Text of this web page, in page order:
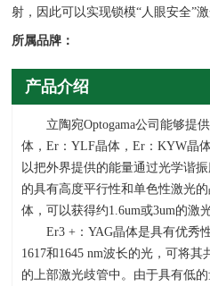
射，因此可以实现锁模“人眼安全”激
所属品牌：
产品介绍
立陶宛Optogama公司能够提供
体，Er ：YLF晶体，Er ：KYW晶
以把外界提供的能量通过光学谐
的具有高度平行性和单色性激光
体，可以获得约1.6um或3um的激
Er3 +：YAG晶体是具有优秀
1617和 1645 nm波长的光，可将其
的上部激光歧管中。由于具有低